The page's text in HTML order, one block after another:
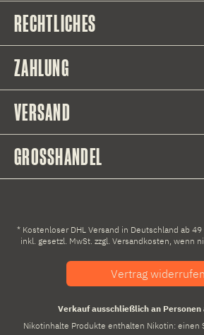
RECHTLICHES
ZAHLUNG
VERSAND
GROSSHANDEL
* Kostenloser DHL Versand in Deutschland ab
inkl. gesetzl. MwSt. zzgl. Versandkosten , wenn
Vertrag widerrufen
Verkauf ausschließlich an Personen
Nikotinhalte Produkte enthalten Nikotin: einen